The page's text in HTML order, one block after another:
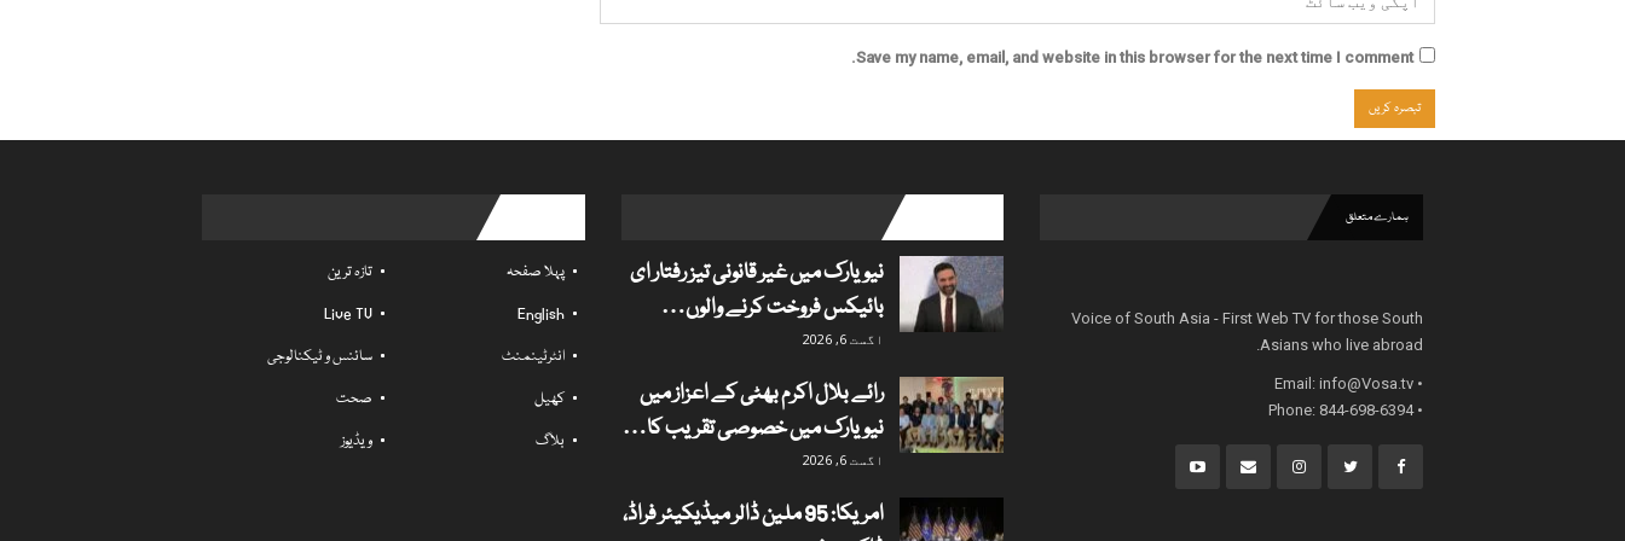
Save my name, email, and website in this browser for the next time I comment.
ہمارے متعلق
Voice of South Asia - First Web TV for those South
Asians who live abroad.
• Email:
info@Vosa.tv
• Phone: 844-698-6394
نیویارک میں غیر قانونی تیز رفتار ای
بائیکس فروخت کرنے والوں…
اگست 6, 2026
رائے بلال اکرم بھٹی کے اعزاز میں
نیویارک میں خصوصی تقریب کا…
اگست 6, 2026
امریکا: 95 ملین ڈالر میڈیکیئر فراڈ،
پہلا صفحہ
تازہ ترین
English
Live TV
انٹرٹینمنٹ
سائنس و ٹیکنالوجی
کھیل
صحت
بلاگ
ویڈیوز